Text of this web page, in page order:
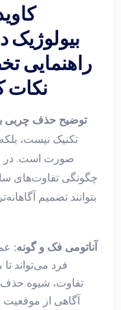
بیولوژیک
راهنمایی
نکات
توضیح حذف چربی
تکنیک نیست،
صورت است. در
چگونگی تفاوت‌های
بتوانند تصمیم
آناتومی فک و گونه:
فرد می‌تواند
تفاوت، شیوه
آگاهی از